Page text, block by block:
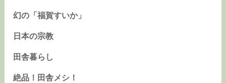
幻の「福賀すいか」
日本の宗教
田舎暮らし
絶品！田舎メシ！